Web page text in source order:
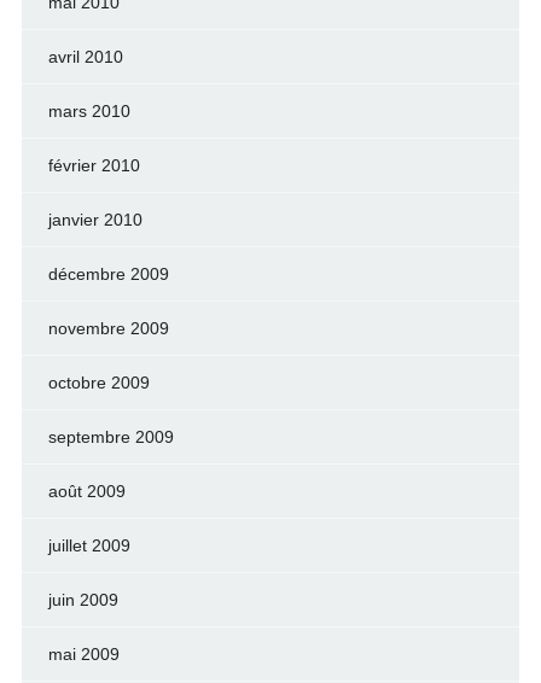
avril 2010
mars 2010
février 2010
janvier 2010
décembre 2009
novembre 2009
octobre 2009
septembre 2009
août 2009
juillet 2009
juin 2009
mai 2009